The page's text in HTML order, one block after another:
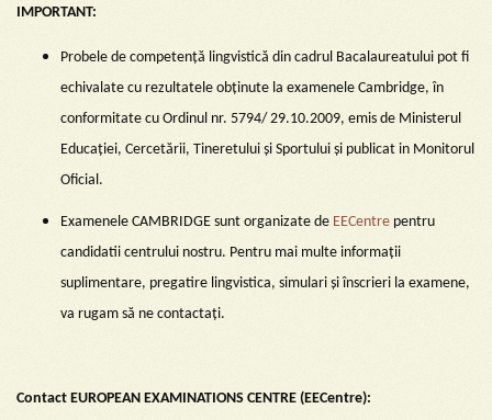
IMPORTANT:
Probele de competență lingvistică din cadrul Bacalaureatului pot fi
echivalate cu rezultatele obținute la examenele Cambridge, în
conformitate cu Ordinul nr. 5794/ 29.10.2009, emis de Ministerul
Educației, Cercetării, Tineretului și Sportului și publicat in Monitorul
Oficial.
Examenele CAMBRIDGE sunt organizate de EECentre pentru
candidatii centrului nostru. Pentru mai multe informații
suplimentare, pregatire lingvistica, simulari și înscrieri la examene,
va rugam să ne contactați.
Contact EUROPEAN EXAMINATIONS CENTRE (EECentre):